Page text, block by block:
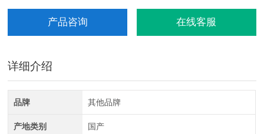
产品咨询 在线客服
详细介绍
品牌 其他品牌
产地类别 国产